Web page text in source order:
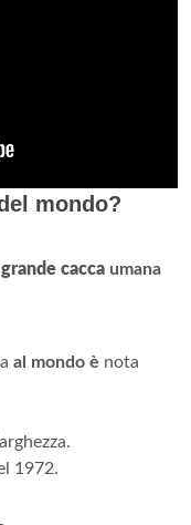
mondo?
cacca umana
al mondo è nota
1972.